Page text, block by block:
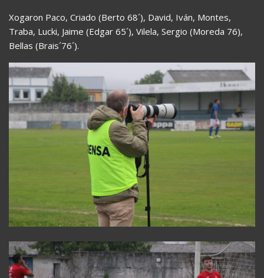
Xogaron Paco, Criado (Berto 68´), David, Iván, Montes,
Traba, Lucki, Jaime (Edgar 65´), Vilela, Sergio (Moreda 76),
Bellas (Brais´76´).